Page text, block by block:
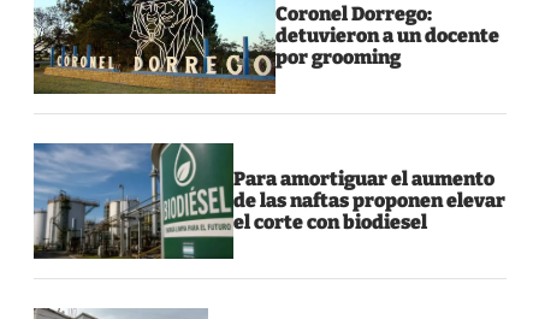
Coronel Dorrego:
detuvieron a un docente
por grooming
Para amortiguar el aumento
de las naftas proponen elevar
el corte con biodiesel